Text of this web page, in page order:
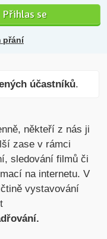
Přihlas se
přání
účastníků.
někteří z nás ji
zase v rámci
sledování filmů či
na internetu. V
vystavování